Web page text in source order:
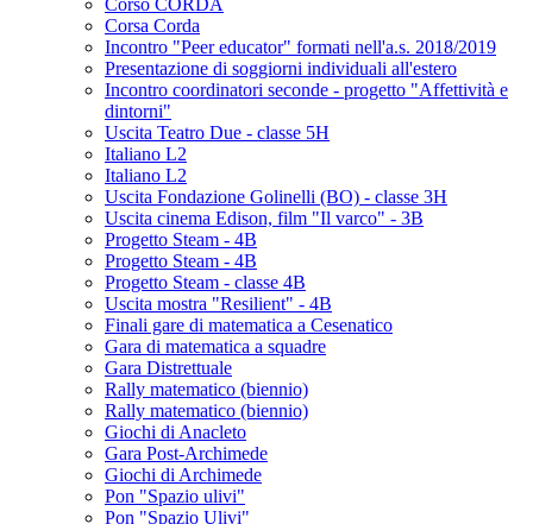
Corso CORDA
Corsa Corda
Incontro "Peer educator" formati nell'a.s. 2018/2019
Presentazione di soggiorni individuali all'estero
Incontro coordinatori seconde - progetto "Affettività e
dintorni"
Uscita Teatro Due - classe 5H
Italiano L2
Italiano L2
Uscita Fondazione Golinelli (BO) - classe 3H
Uscita cinema Edison, film "Il varco" - 3B
Progetto Steam - 4B
Progetto Steam - 4B
Progetto Steam - classe 4B
Uscita mostra "Resilient" - 4B
Finali gare di matematica a Cesenatico
Gara di matematica a squadre
Gara Distrettuale
Rally matematico (biennio)
Rally matematico (biennio)
Giochi di Anacleto
Gara Post-Archimede
Giochi di Archimede
Pon "Spazio ulivi"
Pon "Spazio Ulivi"